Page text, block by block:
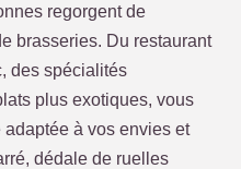
regorgent de
brasseries. Du restaurant
des spécialités
plus exotiques, vous
à vos envies et
dédale de ruelles